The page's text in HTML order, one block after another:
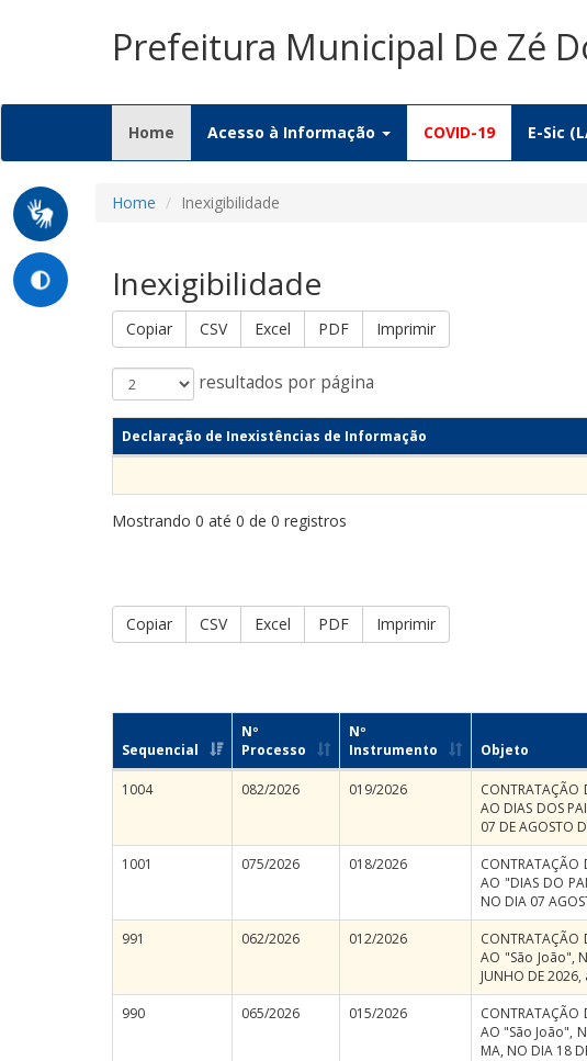
Prefeitura Municipal De Zé
Home (current)
Acesso à Informação COVID-19 E-Sic
Home Inexigibilidade
Inexigibilidade
Copiar CSV Excel PDF Imprimir
resultados por página
Declaração de Inexistências de Informação
Mostrando 0 até 0 de 0 registros
Copiar CSV Excel PDF Imprimir
Sequencial
Nº
Processo
Nº
Instrumento
Objeto
1004 082/2026 019/2026
CONTRATAÇÃO
AO DIAS DOS
07 DE AGOSTO
1001 075/2026 018/2026
CONTRATAÇÃO
AO "DIAS DO
NO DIA 07
991 062/2026 012/2026
CONTRATAÇÃO
AO "São João",
JUNHO DE
990 065/2026 015/2026
CONTRATAÇÃO
AO "São João",
MA, NO DIA 18